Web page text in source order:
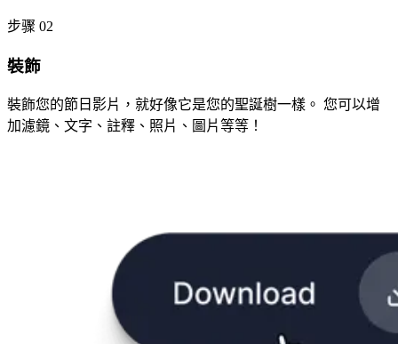
步骤 02
裝飾
裝飾您的節日影片，就好像它是您的聖誕樹一樣。 您可以增
加濾鏡、文字、註釋、照片、圖片等等！